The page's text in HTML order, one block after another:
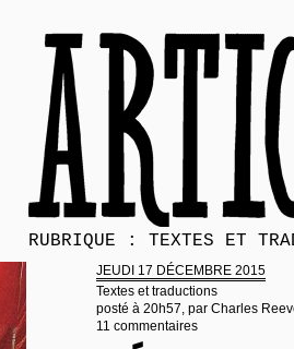
RUBRIQUE : TEXTES ET
JEUDI 17 DÉCEMBRE 2015
Textes et traductions
posté à 20h57, par Charles
11 commentaires